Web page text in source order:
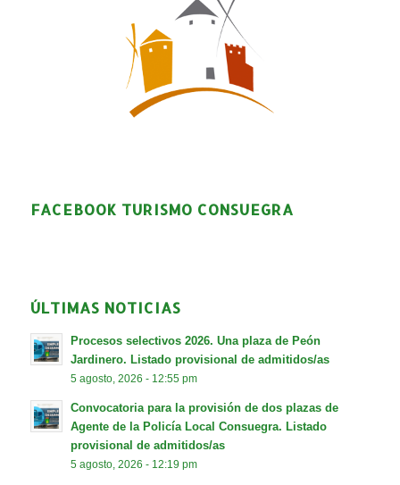
FACEBOOK TURISMO CONSUEGRA
ÚLTIMAS NOTICIAS
Procesos selectivos 2026. Una plaza de Peón
Jardinero. Listado provisional de admitidos/as
5 agosto, 2026 - 12:55 pm
Convocatoria para la provisión de dos plazas de
Agente de la Policía Local Consuegra. Listado
provisional de admitidos/as
5 agosto, 2026 - 12:19 pm